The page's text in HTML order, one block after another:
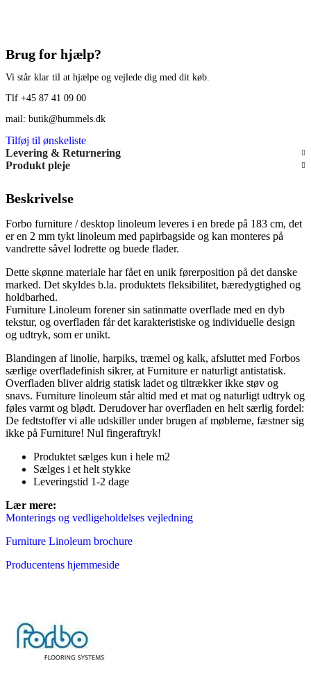
Brug for hjælp?
Vi står klar til at hjælpe og vejlede dig med dit køb.
Tlf +45 87 41 09 00
mail: butik@hummels.dk
Tilføj til ønskeliste
Levering & Returnering
Produkt pleje
Beskrivelse
Forbo furniture / desktop linoleum leveres i en brede på 183 cm, det
er en 2 mm tykt linoleum med papirbagside og kan monteres på
vandrette såvel lodrette og buede flader.
Dette skønne materiale har fået en unik førerposition på det danske
marked. Det skyldes b.la. produktets fleksibilitet, bæredygtighed og
holdbarhed.
Furniture Linoleum forener sin satinmatte overflade med en dyb
tekstur, og overfladen får det karakteristiske og individuelle design
og udtryk, som er unikt.
Blandingen af linolie, harpiks, træmel og kalk, afsluttet med Forbos
særlige overfladefinish sikrer, at Furniture er naturligt antistatisk.
Overfladen bliver aldrig statisk ladet og tiltrækker ikke støv og
snavs. Furniture linoleum står altid med et mat og naturligt udtryk og
føles varmt og blødt. Derudover har overfladen en helt særlig fordel:
De fedtstoffer vi alle udskiller under brugen af møblerne, fæstner sig
ikke på Furniture! Nul fingeraftryk!
Produktet sælges kun i hele m2
Sælges i et helt stykke
Leveringstid 1-2 dage
Lær mere:
Monterings og vedligeholdelses vejledning
Furniture Linoleum brochure
Producentens hjemmeside